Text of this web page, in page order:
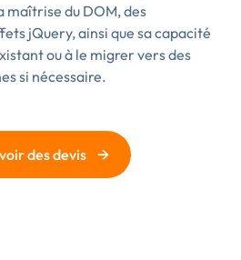
maîtrise du DOM, des
jQuery, ainsi que sa capacité
ou à le migrer vers des
si nécessaire.
des devis →